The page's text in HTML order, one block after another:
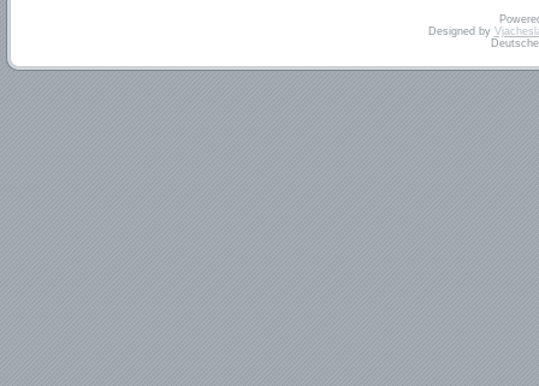
Designed by